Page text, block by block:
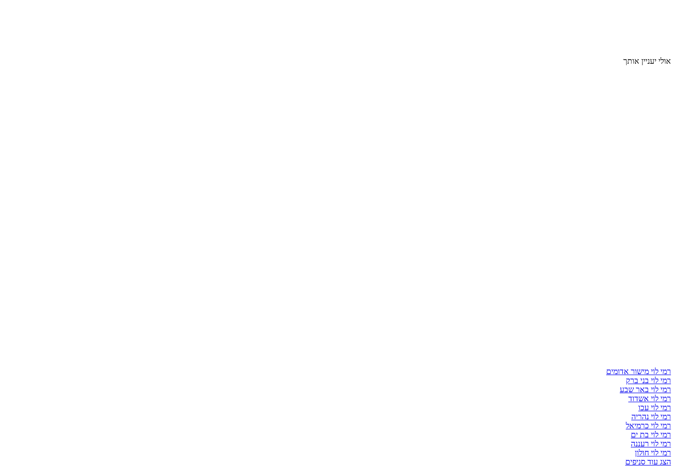
אולי יעניין אותך
רמי לוי מישור אדומים
רמי לוי בני ברק
רמי לוי באר שבע
רמי לוי אשדוד
רמי לוי עכו
רמי לוי נהריה
רמי לוי כרמיאל
רמי לוי בת ים
רמי לוי רעננה
רמי לוי חולון
הצג עוד סניפים